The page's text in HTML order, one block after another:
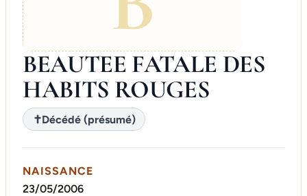
BEAUTEE FATALE DES
HABITS ROUGES
✝Décédé (présumé)
NAISSANCE
23/05/2006